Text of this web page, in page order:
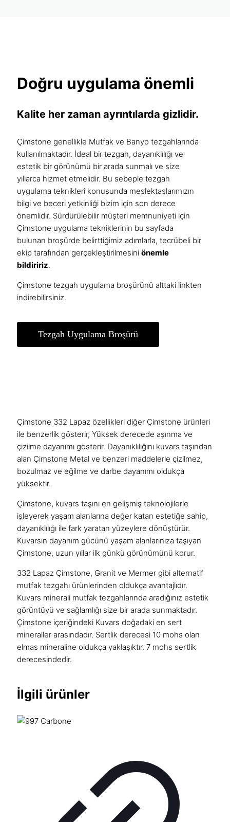
Doğru uygulama önemli
Kalite her zaman ayrıntılarda gizlidir.
Çimstone genellikle Mutfak ve Banyo tezgahlarında
kullanılmaktadır. İdeal bir tezgah, dayanıklılığı ve
estetik bir görünümü bir arada sunmalı ve size
yıllarca hizmet etmelidir. Bu sebeple tezgah
uygulama teknikleri konusunda meslektaşlarımızın
bilgi ve beceri yetkinliği bizim için son derece
önemlidir. Sürdürülebilir müşteri memnuniyeti için
Çimstone uygulama tekniklerinin bu sayfada
bulunan broşürde belirttiğimiz adımlarla, tecrübeli bir
ekip tarafından gerçekleştirilmesini önemle
bildiririz.
Çimstone tezgah uygulama broşürünü alttaki linkten
indirebilirsiniz.
Tezgah Uygulama Broşürü
Çimstone 332 Lapaz özellikleri diğer Çimstone ürünleri
ile benzerlik gösterir, Yüksek derecede aşınma ve
çizilme dayanımı gösterir. Dayanıklılığını kuvars taşından
alan Çimstone Metal ve benzeri maddelerle çizilmez,
bozulmaz ve eğilme ve darbe dayanımı oldukça
yüksektir.
Çimstone, kuvars taşını en gelişmiş teknolojilerle
işleyerek yaşam alanlarına değer katan estetiğe sahip,
dayanıklılığı ile fark yaratan yüzeylere dönüştürür.
Kuvarsın dayanım gücünü yaşam alanlarınıza taşıyan
Çimstone, uzun yıllar ilk günkü görünümünü korur.
332 Lapaz Çimstone, Granit ve Mermer gibi alternatif
mutfak tezgahı ürünlerinden oldukça avantajlıdır.
Kuvars minerali mutfak tezgahlarında aradığınız estetik
görüntüyü ve sağlamlığı size bir arada sunmaktadır.
Çimstone içeriğindeki Kuvars doğadaki en sert
mineraller arasındadır. Sertlik derecesi 10 mohs olan
elmas mineraline oldukça yaklaşıktır. 7 mohs sertlik
derecesindedir.
İlgili ürünler